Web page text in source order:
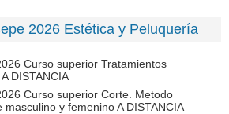
2026 Estética y Peluquería
Curso superior Tratamientos
DISTANCIA
Curso superior Corte. Metodo
y femenino A DISTANCIA